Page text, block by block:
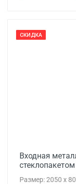
СКИДКА
Входная
Размер: 2050 x